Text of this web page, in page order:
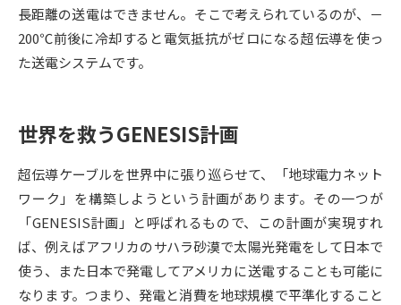
オープンキャンパス検索 実施プログラムから探す
志望校・出願校を調べる
併願校選び 受験スケジュールを立てよう
長距離の送電はできません。そこで考えられているのが、－
200℃前後に冷却すると電気抵抗がゼロになる超伝導を使っ
た送電システムです。
世界を救うGENESIS計画
超伝導ケーブルを世界中に張り巡らせて、「地球電力ネット
ワーク」を構築しようという計画があります。その一つが
「GENESIS計画」と呼ばれるもので、この計画が実現すれ
ば、例えばアフリカのサハラ砂漠で太陽光発電をして日本で
使う、また日本で発電してアメリカに送電することも可能に
なります。つまり、発電と消費を地球規模で平準化すること